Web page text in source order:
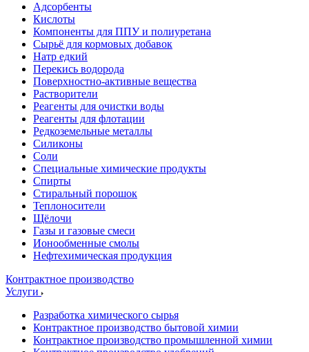
Адсорбенты
Кислоты
Компоненты для ППУ и полиуретана
Сырьё для кормовых добавок
Натр едкий
Перекись водорода
Поверхностно-активные вещества
Растворители
Реагенты для очистки воды
Реагенты для флотации
Редкоземельные металлы
Силиконы
Соли
Специальные химические продукты
Спирты
Стиральный порошок
Теплоносители
Щёлочи
Газы и газовые смеси
Ионообменные смолы
Нефтехимическая продукция
Контрактное производство
Услуги
Разработка химического сырья
Контрактное производство бытовой химии
Контрактное производство промышленной химии